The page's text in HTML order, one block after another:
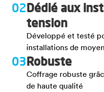
02Dédié aux
tension
Développé et testé
installations de
03Robuste
Coffrage robuste
de haute qualité